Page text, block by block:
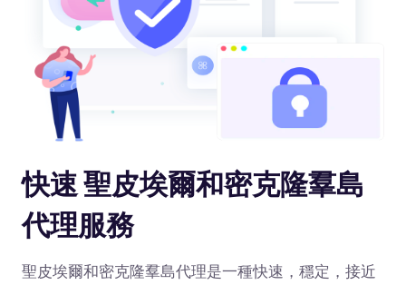
快速 聖皮埃爾和密克隆羣島
代理服務
聖皮埃爾和密克隆羣島代理是一種快速，穩定，接近